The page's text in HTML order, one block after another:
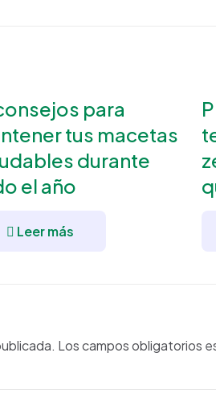
para
tus macetas
durante
el año
Leer más
Los campos obligatorios